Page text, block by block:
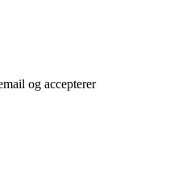
og accepterer